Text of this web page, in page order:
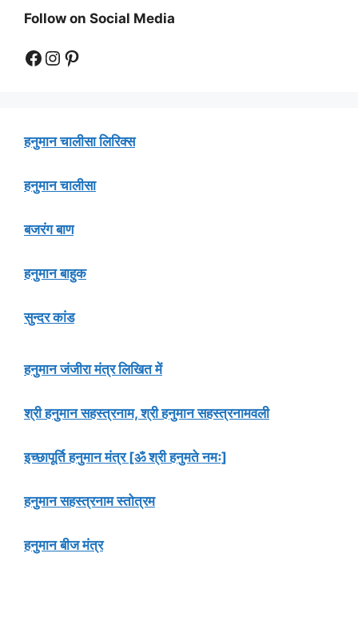
Follow on Social Media
Facebook
Instagram
Pinterest
हनुमान चालीसा लिरिक्स
हनुमान चालीसा
बजरंग बाण
हनुमान बाहुक
सुन्दर कांड
हनुमान जंजीरा मंत्र लिखित में
श्री हनुमान सहस्त्रनाम, श्री हनुमान सहस्त्रनामवली
इच्छापूर्ति हनुमान मंत्र [ॐ श्री हनुमते नमः]
हनुमान सहस्त्रनाम स्तोत्रम
हनुमान बीज मंत्र